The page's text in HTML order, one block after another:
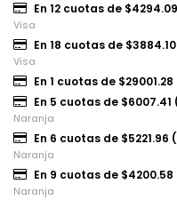
En 12 cuotas de
Visa
En 18 cuotas de
Visa
En 1 cuotas de
En 5 cuotas de
Naranja
En 6 cuotas de $5221.96
Naranja
En 9 cuotas de
Naranja